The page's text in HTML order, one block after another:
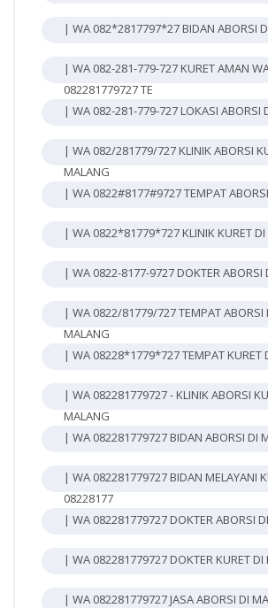
| WA 082*2817797*27 BIDAN ABORSI
| WA 082-281-779-727 KURET AMAN
082281779727 TE
| WA 082-281-779-727 LOKASI ABORSI
| WA 082/281779/727 KLINIK ABORSI
MALANG
| WA 0822#8177#9727 TEMPAT
| WA 0822*81779*727 KLINIK KURET DI
| WA 0822-8177-9727 DOKTER ABORSI
| WA 0822/81779/727 TEMPAT ABORSI
MALANG
| WA 08228*1779*727 TEMPAT KURET
| WA 082281779727 - KLINIK ABORSI
MALANG
| WA 082281779727 BIDAN ABORSI DI
| WA 082281779727 BIDAN MELAYANI
08228177
| WA 082281779727 DOKTER ABORSI
| WA 082281779727 DOKTER KURET DI
| WA 082281779727 JASA ABORSI DI